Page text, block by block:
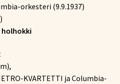
orkesteri (9.9.1937)
holhokki
KVARTETTI ja Columbia-